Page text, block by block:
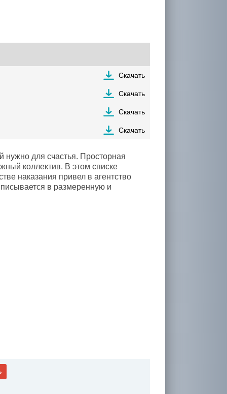
Скачать
Скачать
Скачать
Скачать
нужно для счастья. Просторная
коллектив. В этом списке
наказания привел в агентство
в размеренную и